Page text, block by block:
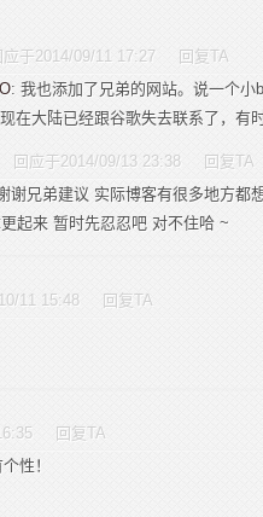
应于2014/09/11 17:27
回复TA
: 我也添加了兄弟的网站。说一个
在大陆已经跟谷歌失去联系了，有
回应于2014/09/13 23:38
回复TA
谢兄弟建议 实际博客有很多地方都
起来 暂时先忍忍吧 对不住哈 ~
11 15:48
回复TA
回复TA
性！